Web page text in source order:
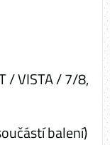
/ VISTA / 7/8,
balení)